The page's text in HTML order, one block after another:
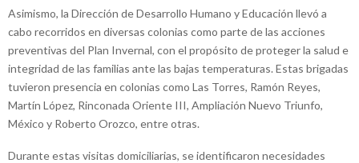
Asimismo, la Dirección de Desarrollo Humano y Educación llevó a
cabo recorridos en diversas colonias como parte de las acciones
preventivas del Plan Invernal, con el propósito de proteger la salud e
integridad de las familias ante las bajas temperaturas. Estas brigadas
tuvieron presencia en colonias como Las Torres, Ramón Reyes,
Martín López, Rinconada Oriente III, Ampliación Nuevo Triunfo,
México y Roberto Orozco, entre otras.
Durante estas visitas domiciliarias, se identificaron necesidades